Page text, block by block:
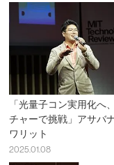
「光量子コン実用化へ
チャーで挑戦」アサバ
ワリット
2025.01.08